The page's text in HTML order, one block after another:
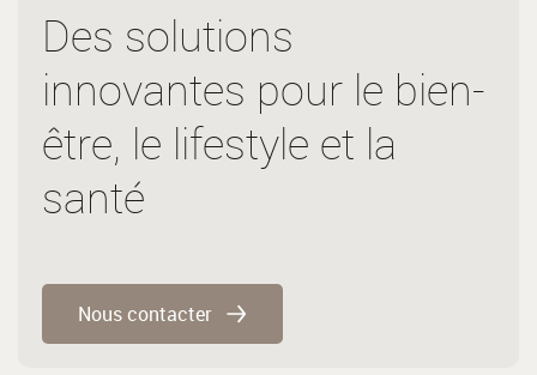
Des solutions
innovantes pour le bien-
être, le lifestyle et la
santé
Nous contacter